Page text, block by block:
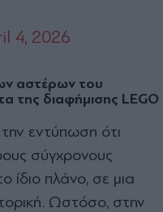
4, 2026
αστέρων του
της διαφήμισης LEGO
εντύπωση ότι
σύγχρονους
ίδιο πλάνο, σε μια
Ωστόσο, στην